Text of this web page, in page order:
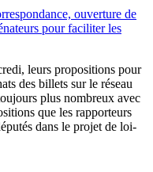
ouverture de
pour faciliter les
leurs propositions pour
des billets sur le réseau
plus nombreux avec
que les rapporteurs
dans le projet de loi-